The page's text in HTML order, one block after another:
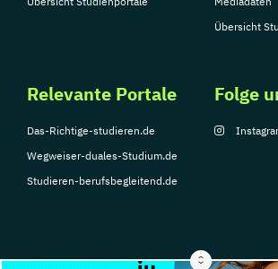
Übersicht
Relevante Portale
Das-Richtige-studieren.de
Wegweiser-duales-Studium.de
Studieren-berufsbegleitend.de
Folge